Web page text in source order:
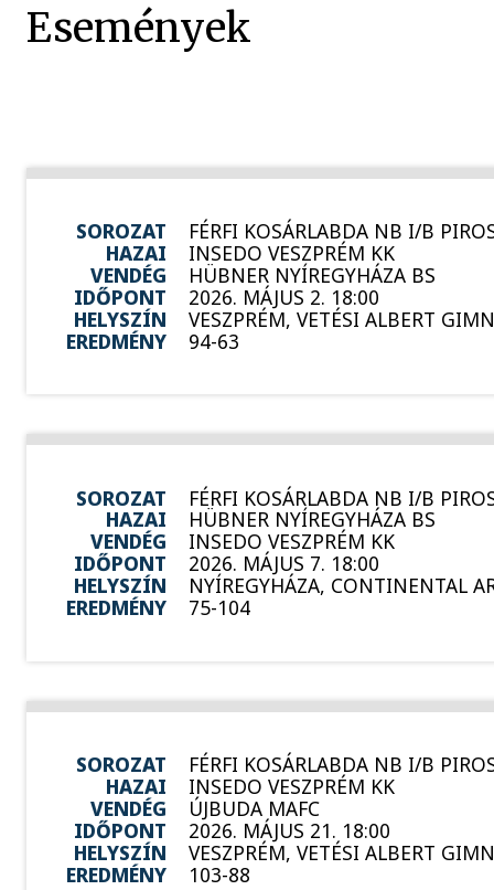
Események
SOROZAT
FÉRFI KOSÁRLABDA NB I/B
HAZAI
INSEDO VESZPRÉM KK
VENDÉG
HÜBNER NYÍREGYHÁZA BS
IDŐPONT
2026. MÁJUS 2. 18:00
HELYSZÍN
VESZPRÉM, VETÉSI ALBERT
EREDMÉNY
94-63
SOROZAT
FÉRFI KOSÁRLABDA NB I/B
HAZAI
HÜBNER NYÍREGYHÁZA BS
VENDÉG
INSEDO VESZPRÉM KK
IDŐPONT
2026. MÁJUS 7. 18:00
HELYSZÍN
NYÍREGYHÁZA, CONTINENTAL
EREDMÉNY
75-104
SOROZAT
FÉRFI KOSÁRLABDA NB I/B
HAZAI
INSEDO VESZPRÉM KK
VENDÉG
ÚJBUDA MAFC
IDŐPONT
2026. MÁJUS 21. 18:00
HELYSZÍN
VESZPRÉM, VETÉSI ALBERT
EREDMÉNY
103-88